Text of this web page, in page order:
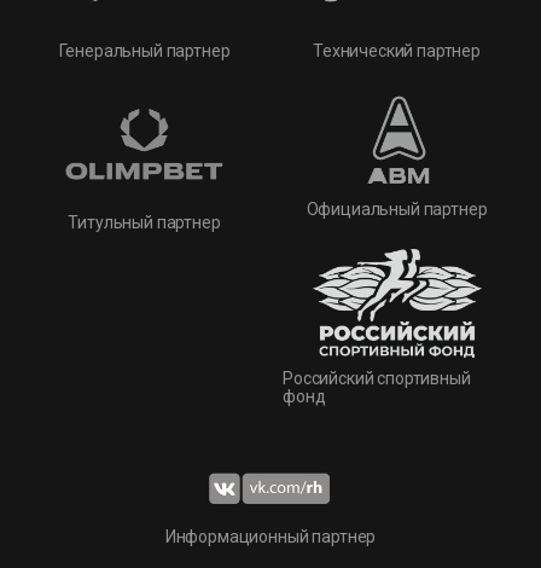
Генеральный партнер
Титульный партнер
Технический партнер
Официальный партнер
Российский спортивный
фонд
Информационный партнер